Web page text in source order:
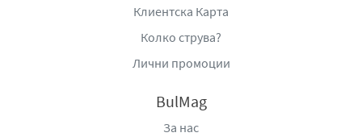
Клиентска Карта
Колко струва?
Лични промоции
BulMag
За нас